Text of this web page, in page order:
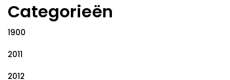
Categorieën
1900
2011
2012